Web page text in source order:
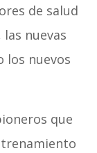
de salud
nuevas
los nuevos
que